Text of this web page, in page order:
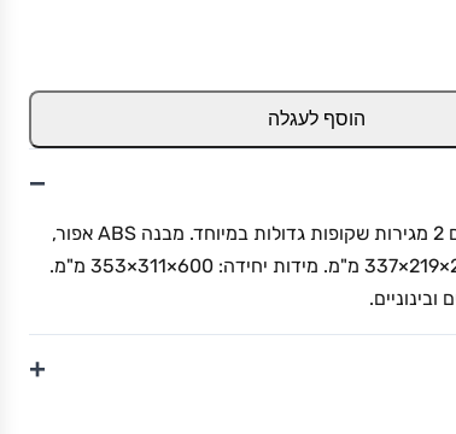
הוסף לעגלה
−
יחידת מגירות PRACTIBOX של iMilani עם 2 מגירות שקופות גדולות במיוחד. מבנה ABS אפור,
מגירות פוליסטירן שקוף. מידות מגירה: 285×219×337 מ"מ. מידות יחידה: 600×311×353 מ"מ.
+